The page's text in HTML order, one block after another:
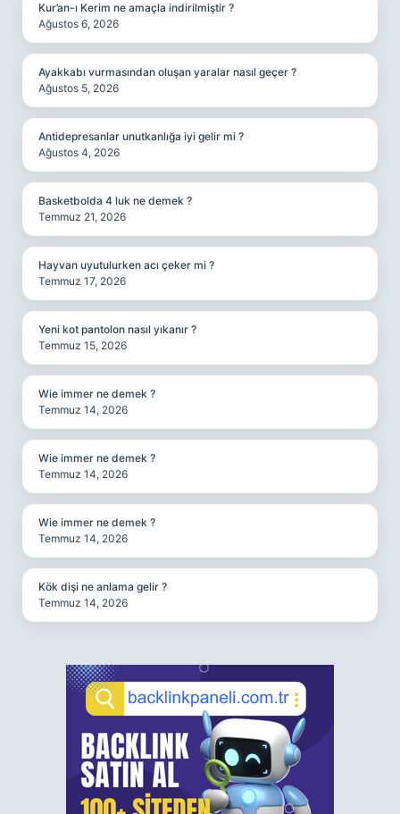
Kur’an-ı Kerim ne amaçla indirilmiştir ?
Ağustos 6, 2026
Ayakkabı vurmasından oluşan yaralar nasıl geçer ?
Ağustos 5, 2026
Antidepresanlar unutkanlığa iyi gelir mi ?
Ağustos 4, 2026
Basketbolda 4 luk ne demek ?
Temmuz 21, 2026
Hayvan uyutulurken acı çeker mi ?
Temmuz 17, 2026
Yeni kot pantolon nasıl yıkanır ?
Temmuz 15, 2026
Wie immer ne demek ?
Temmuz 14, 2026
Wie immer ne demek ?
Temmuz 14, 2026
Wie immer ne demek ?
Temmuz 14, 2026
Kök dişi ne anlama gelir ?
Temmuz 14, 2026